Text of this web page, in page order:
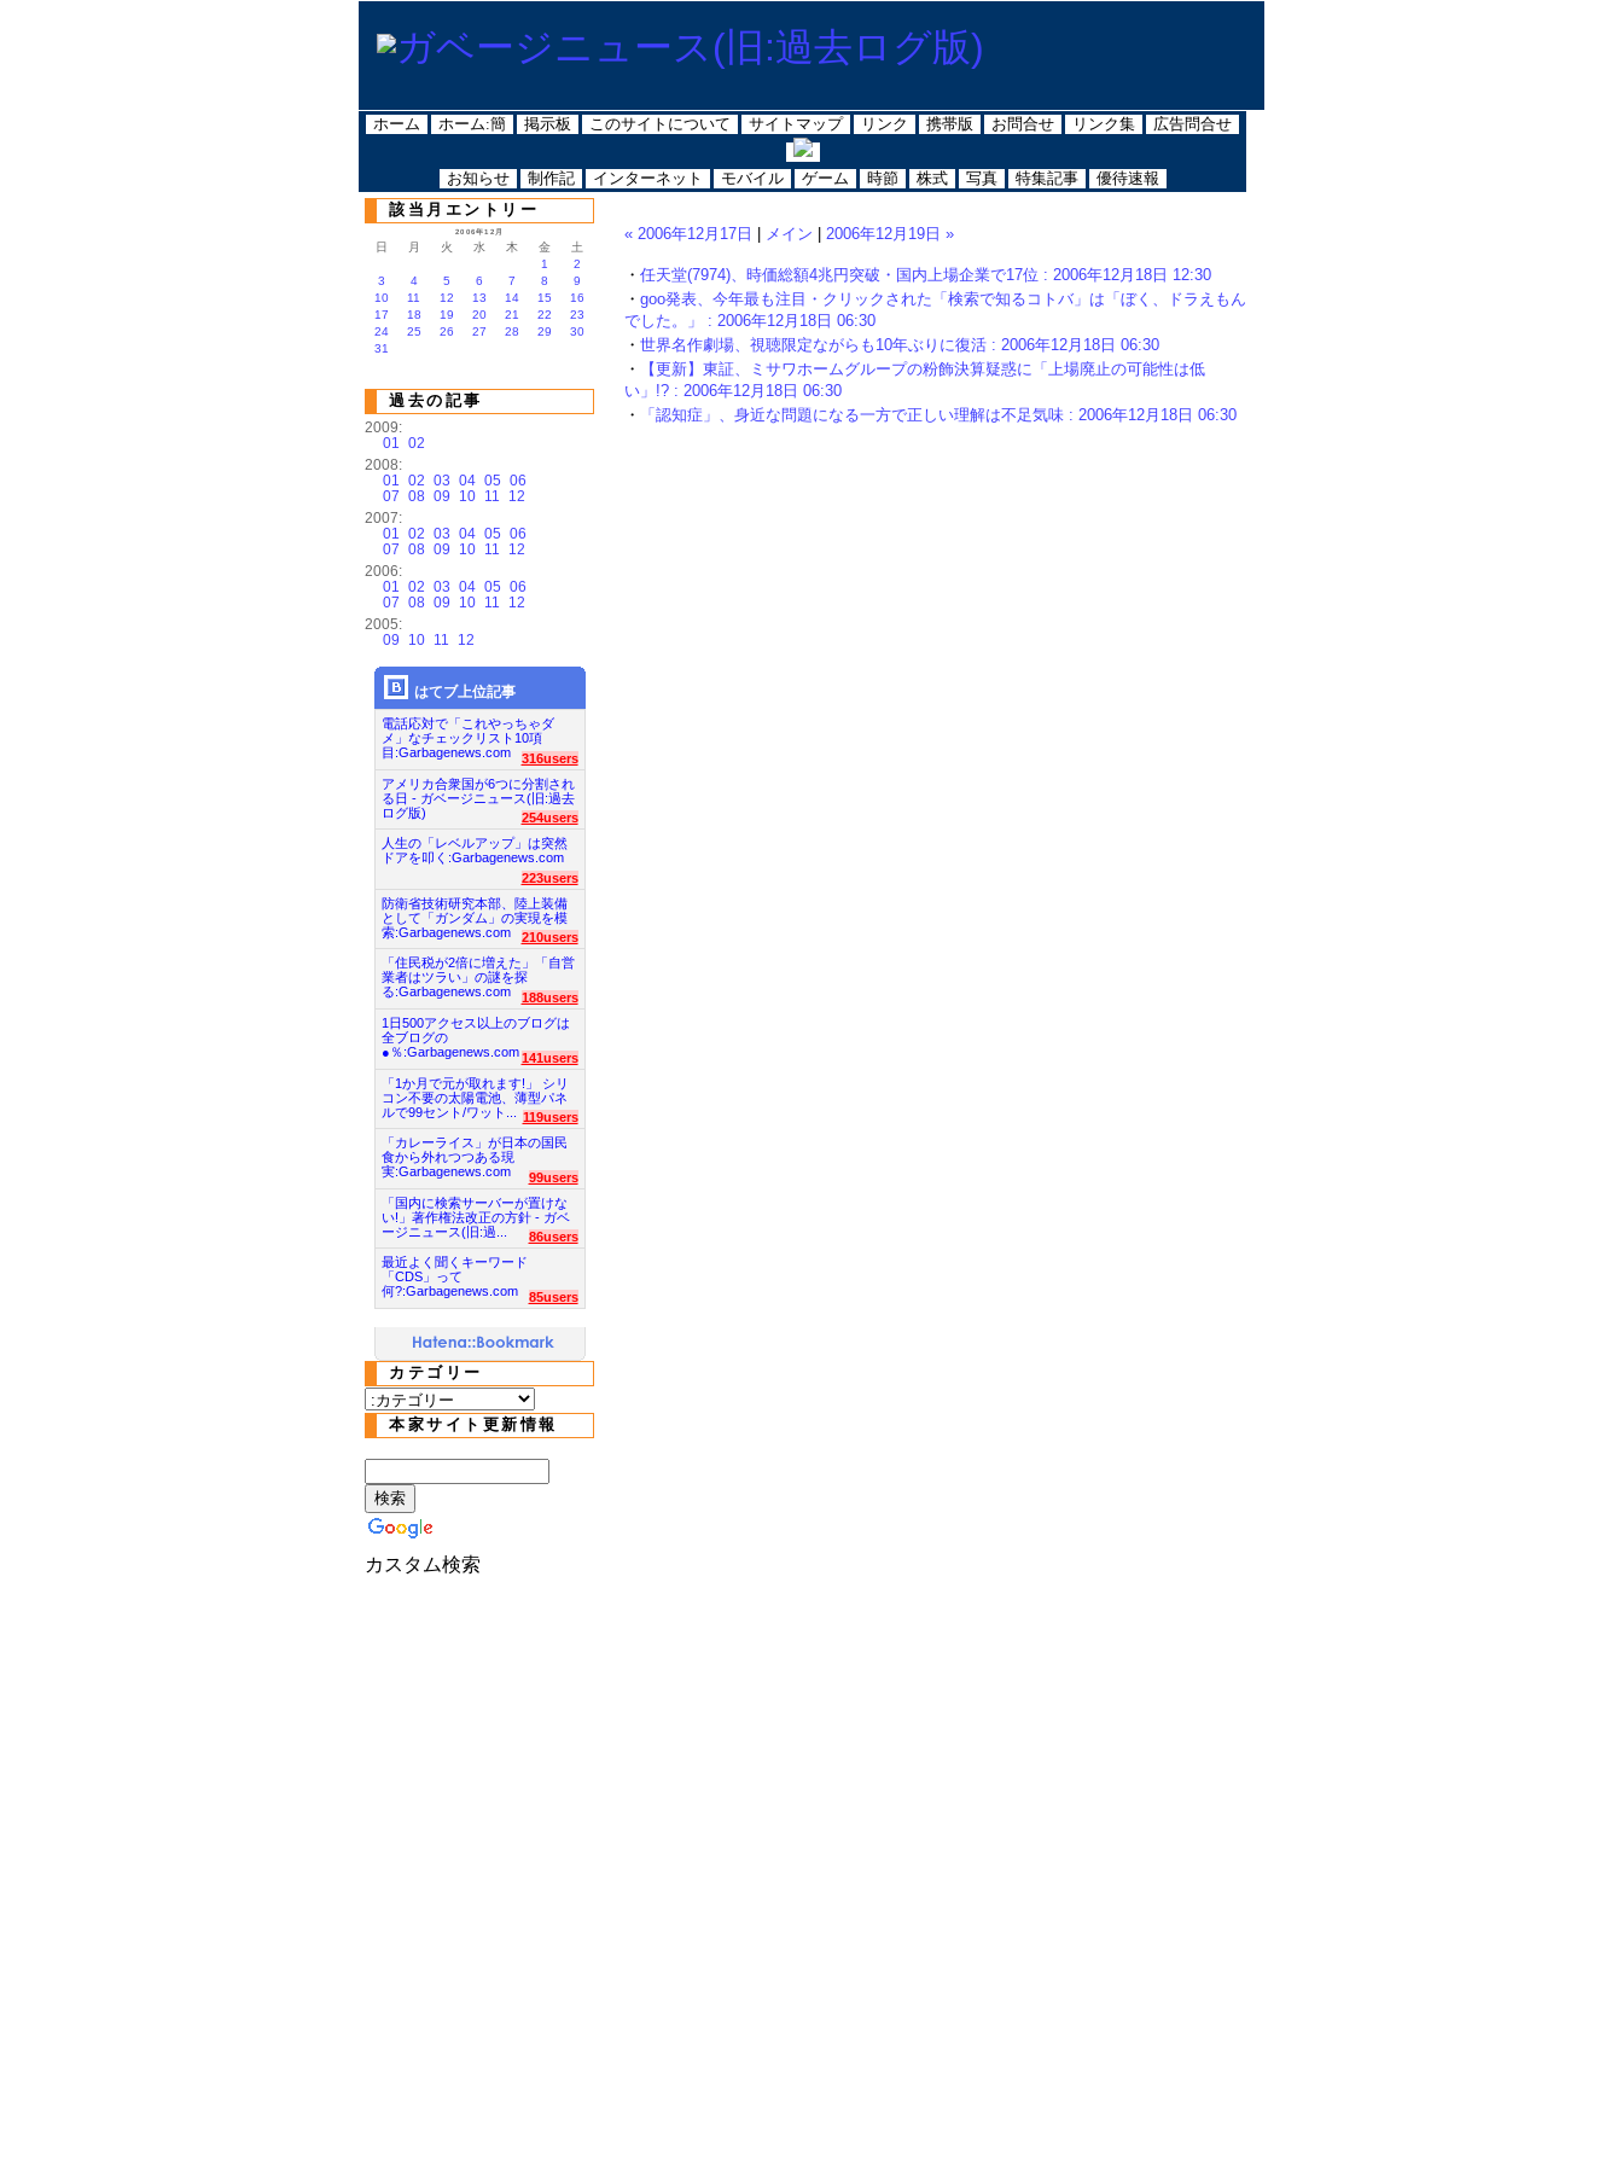
ホーム ホーム:簡 掲示板 このサイトについて サイトマップ リンク 携帯版 お問合せ リンク集 広告問合せ
お知らせ 制作記 インターネット モバイル ゲーム 時節 株式 写真 特集記事 優待速報
« 2006年12月17日 メイン 2006年12月19日 »
・ 任天堂(7974)、時価総額4兆円突破・国内上場企業で17位 : 2006年12月18日 12:30
・ goo発表、今年最も注目・クリックされた「検索で知るコトバ」は「ぼく、ドラえもん
でした。」 : 2006年12月18日 06:30
・ 世界名作劇場、視聴限定ながらも10年ぶりに復活 : 2006年12月18日 06:30
・
【更新】東証、ミサワホームグループの粉飾決算疑惑に「上場廃止の可能性は低
い」!? : 2006年12月18日 06:30
・
「認知症」、身近な問題になる一方で正しい理解は不足気味 : 2006年12月18日 06:30
該当月エントリー
2006年12月
日 月 火 水 木 金
土
1
2
3
4 5 6 7 8
9
10
11 12 13 14 15
16
17
18 19 20 21 22
23
24
25 26 27 28 29
30
31
過去の記事
2009:
01 02
2008:
01 02 03 04 05 06
07 08 09 10 11
12
2007:
01 02 03 04 05 06
07 08 09 10 11
12
2006:
01 02 03 04 05 06
07 08 09 10 11
12
2005:
09
10 11 12
はてブ上位記事
電話応対で「これやっちゃダ
メ」なチェックリスト10項
目:Garbagenews.com
316users
アメリカ合衆国が6つに分割され
る日 - ガベージニュース(旧:過去
ログ版)
254users
人生の「レベルアップ」は突然
ドアを叩く:Garbagenews.com
223users
防衛省技術研究本部、陸上装備
として「ガンダム」の実現を模
索:Garbagenews.com
210users
「住民税が2倍に増えた」「自営
業者はツラい」の謎を探
る:Garbagenews.com
188users
1日500アクセス以上のブログは
全ブログの
●％:Garbagenews.com 141users
「1か月で元が取れます!」 シリ
コン不要の太陽電池、薄型パネ
ルで99セント/ワット...
119users
「カレーライス」が日本の国民
食から外れつつある現
実:Garbagenews.com
99users
「国内に検索サーバーが置けな
い!」著作権法改正の方針 - ガベ
ージニュース(旧:過...
86users
最近よく聞くキーワード
「CDS」って
何?:Garbagenews.com
85users
カテゴリー
本家サイト更新情報
カスタム検索